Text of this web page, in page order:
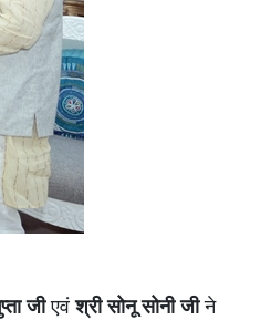
जीएवंश्री सोनू सोनी जीने